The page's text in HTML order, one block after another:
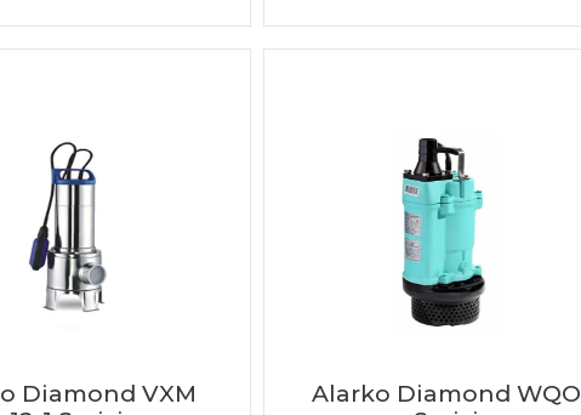
Diamond VXM
Alarko Diamond WQO